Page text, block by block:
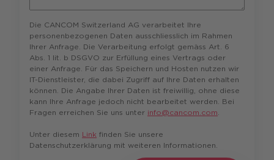
Die CANCOM Switzerland AG verarbeitet Ihre
personenbezogenen Daten ausschliesslich im Rahmen
Ihrer Anfrage. Die Verarbeitung erfolgt gemäss Art. 6
Abs. 1 lit. b DSGVO zur Erfüllung eines Vertrags oder
einer Anfrage. Für das Speichern und Hosten nutzen wir
IT-Dienstleister, die dabei Zugriff auf Ihre Daten erhalten
können. Die Angabe Ihrer Daten ist freiwillig, ohne diese
kann Ihre Anfrage jedoch nicht bearbeitet werden. Bei
Fragen erreichen Sie uns unter info@cancom.com.
Unter diesem Link finden Sie unsere
Datenschutzerklärung mit weiteren Informationen.